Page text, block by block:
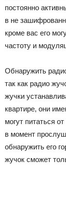
постоянно
в не
кроме вас его
частоту и
Обнаружить
так как радио
жучки
квартире, они
могут питаться
в момент
обнаружить его
жучок сможет